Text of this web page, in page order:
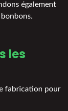
également
les
fabrication pour